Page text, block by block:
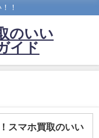
！
のいい
イド
スマホ買取のいい